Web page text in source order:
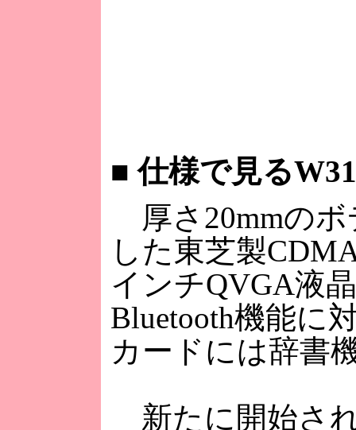
■ 仕様で見る
厚さ20mmのボ
した東芝製
インチQVGA液
Bluetooth機能に
カードには辞書
新たに開始さ